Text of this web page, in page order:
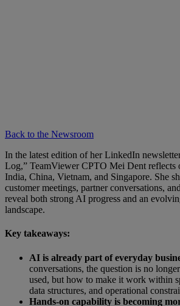
Back to the Newsroom
In the latest edition of her LinkedIn
Log,” TeamViewer CPTO Mei Dent reflects
India, China, Vietnam, and Singapore. She
customer meetings, partner conversations,
reveal both strong AI progress and an
landscape.
Key takeaways:
AI is already part of everyday
conversations, the question is no
used, but how to make it work within
data structures, and operational
Hands-on capability is becoming